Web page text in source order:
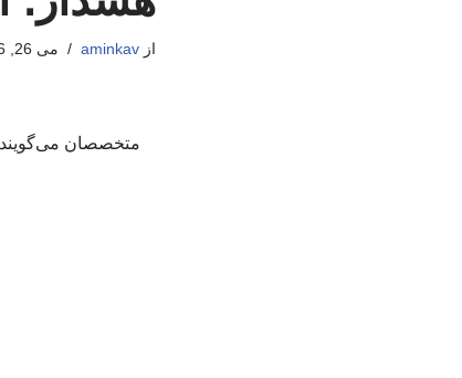
ازaminkav می 26, 2026
متخصصان